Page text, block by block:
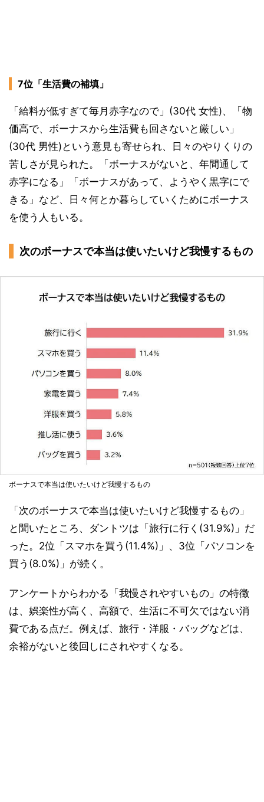
7位「生活費の補填」
「給料が低すぎて毎月赤字なので」(30代 女性)、「物
価高で、ボーナスから生活費も回さないと厳しい」
(30代 男性)という意見も寄せられ、日々のやりくりの
苦しさが見られた。「ボーナスがないと、年間通して
赤字になる」「ボーナスがあって、ようやく黒字にで
きる」など、日々何とか暮らしていくためにボーナス
を使う人もいる。
次のボーナスで本当は使いたいけど我慢するもの
ボーナスで本当は使いたいけど我慢するもの
「次のボーナスで本当は使いたいけど我慢するもの」
と聞いたところ、ダントツは「旅行に行く(31.9%)」だ
った。2位「スマホを買う(11.4%)」、3位「パソコンを
買う(8.0%)」が続く。
アンケートからわかる「我慢されやすいもの」の特徴
は、娯楽性が高く、高額で、生活に不可欠ではない消
費である点だ。例えば、旅行・洋服・バッグなどは、
余裕がないと後回しにされやすくなる。